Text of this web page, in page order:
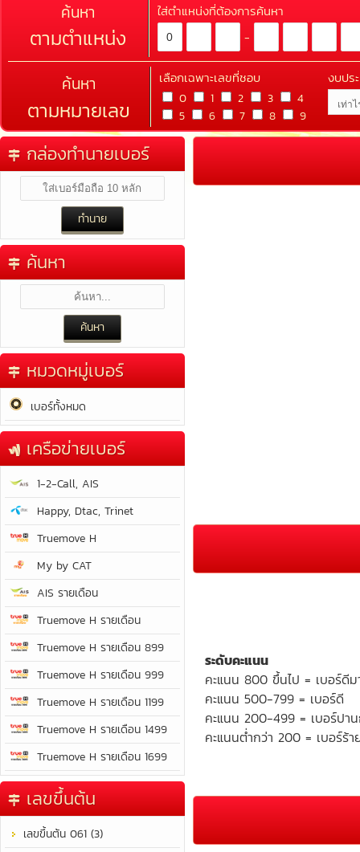
ค้นหา
ตามตำแหน่ง
ใส่ตำแหน่งที่ต้องการค้นหา
-
ค้นหา
ตามหมายเลข
เลือกเฉพาะเลขที่ชอบ
0 1 2 3
4
5
6 7 8 9
งบปร
กล่องทำนายเบอร์
ค้นหา
หมวดหมู่เบอร์
เบอร์ทั้งหมด
เครือข่ายเบอร์
1-2-Call, AIS
Happy, Dtac, Trinet
Truemove H
My by CAT
AIS รายเดือน
Truemove H รายเดือน
Truemove H รายเดือน 899
Truemove H รายเดือน 999
Truemove H รายเดือน 1199
Truemove H รายเดือน 1499
Truemove H รายเดือน 1699
เลขขึ้นต้น
เลขขึ้นต้น 061 (3)
ระดับคะแนน
คะแนน 800 ขึ้นไป = เบอร์ดี
คะแนน 500-799 = เบอร์ดี
คะแนน 200-499 = เบอร์ปา
คะแนนต่ำกว่า 200 = เบอร์ร้า